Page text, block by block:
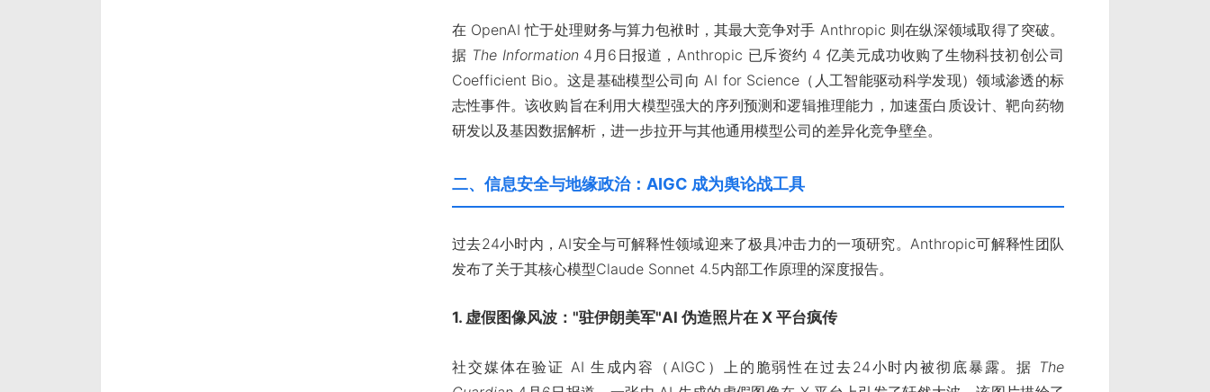
在 OpenAI 忙于处理财务与算力包袱时，其最大竞争对手 Anthropic 则在纵深领域取得了突破。
据 The Information4月6日报道，Anthropic 已斥资约 4 亿美元成功收购了生物科技初创公司
Coefficient Bio。这是基础模型公司向 AI for Science（人工智能驱动科学发现）领域渗透的标
志性事件。该收购旨在利用大模型强大的序列预测和逻辑推理能力，加速蛋白质设计、靶向药物
研发以及基因数据解析，进一步拉开与其他通用模型公司的差异化竞争壁垒。
二、信息安全与地缘政治：AIGC 成为舆论战工具
过去24小时内，AI安全与可解释性领域迎来了极具冲击力的一项研究。Anthropic可解释性团队
发布了关于其核心模型Claude Sonnet 4.5内部工作原理的深度报告。
1. 虚假图像风波："驻伊朗美军"AI 伪造照片在 X 平台疯传
社交媒体在验证 AI 生成内容（AIGC）上的脆弱性在过去24小时内被彻底暴露。据 The